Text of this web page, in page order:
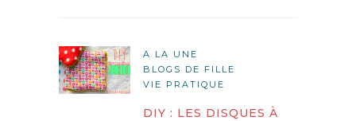
A LA UNE
BLOGS DE FILLE
VIE PRATIQUE
DIY : LES DISQUES À